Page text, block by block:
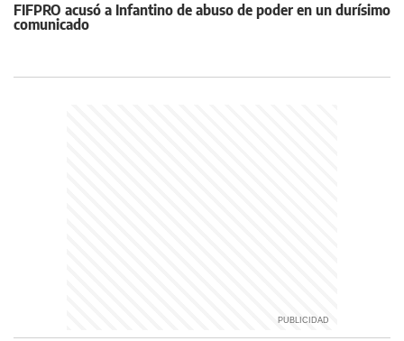
FIFPRO acusó a Infantino de abuso de poder en un durísimo
comunicado